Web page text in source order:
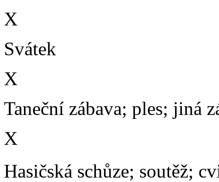
X
Svátek
X
Taneční zábava; ples; jiná
X
Hasičská schůze; soutěž;